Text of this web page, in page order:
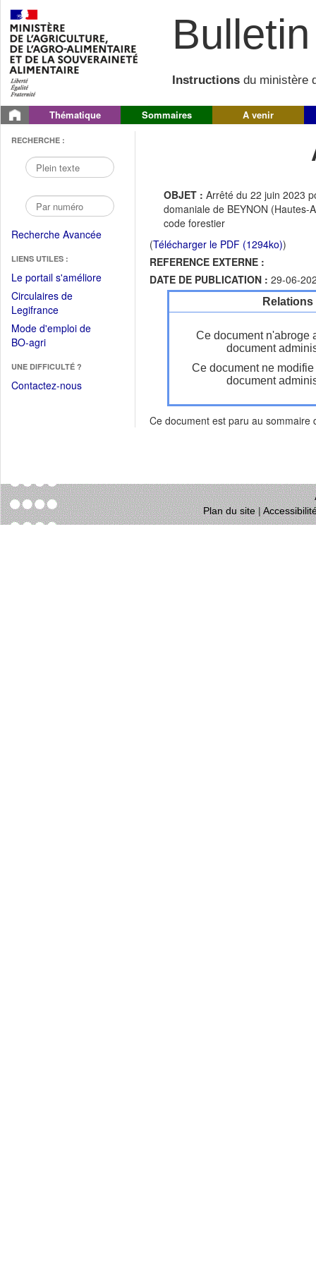
Instructions du ministère
Thématique Sommaires A venir
RECHERCHE :
Recherche Avancée
LIENS UTILES :
Le portail s'améliore(Fichier
Circulaires de
Legifrance(Ouvrir
dans
une
fenêtre)
Mode d'emploi de
BO-agri(Ouvrir
une
nouvelle
UNE DIFFICULTÉ ?
Contactez-nous
OBJET : Arrêté du 22 juin 2023
domaniale de BEYNON
code forestier
(Télécharger le PDF (1294ko))
REFERENCE EXTERNE :
DATE DE PUBLICATION : 29-06-
Ce document n'abroge
document
Ce document ne
document
Ce document est paru au sommaire
Plan du site|